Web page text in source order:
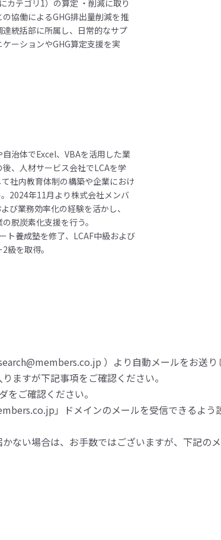
カテゴリ1）の算定 ・削減に取り
協働によるGHG排出量削減を推
統括部に所属し、日常的なサプ
ーションやGHG算定支援を実
治体でExcel、VBAを活用した業
、人材サービス会社でLCAを学
社内教育体制の構築や企業におけ
2024年11月より株式会社メンバ
び業務効率化の経験を活かし、
脱炭素化支援を行う。
ト養成塾を修了、LCAF中級および
級を取得。
）より自動メールをお送り
ますが下記事項をご確認ください。
をご確認ください。
」ドメインのメールを受信できるよう
ない場合は、お手数ではございますが、下記の